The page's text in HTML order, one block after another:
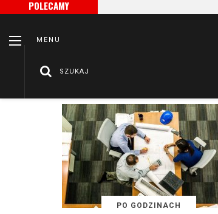
POLECAMY
MENU
SZUKAJ
PO GODZINACH